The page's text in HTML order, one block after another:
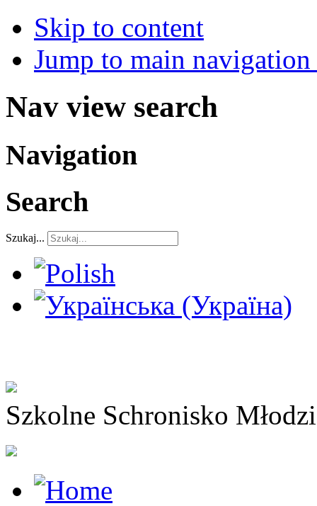
Skip to content
Jump to main
Nav view search
Navigation
Search
Szukaj...
Szkolne Schronisko